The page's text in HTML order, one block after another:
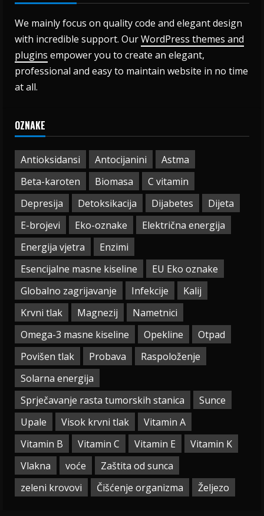
We mainly focus on quality code and elegant design
with incredible support. OurWordPress themes and
plugins empower you to create an elegant,
professional and easy to maintain website in no time
at all.
OZNAKE
Antioksidansi Antocijanini
Astma
Beta-karoten
Biomasa
C vitamin
Depresija
Detoksikacija Dijabetes
Dijeta
E-brojevi
Eko-oznake
Električna energija
Energija vjetra
Enzimi
Esencijalne masne kiseline
EU Eko oznake
Globalno zagrijavanje
Infekcije
Kalij
Krvni tlak
Magnezij
Nametnici
Omega-3 masne kiseline
Opekline
Otpad
Povišen tlak
Probava
Raspoloženje
Solarna energija
Sprječavanje rasta tumorskih stanica
Sunce
Upale
Visok krvni tlak
Vitamin A
Vitamin B
Vitamin C Vitamin E
Vitamin K
Vlakna
voće
Zaštita od sunca
zeleni krovovi
Čišćenje organizma Željezo